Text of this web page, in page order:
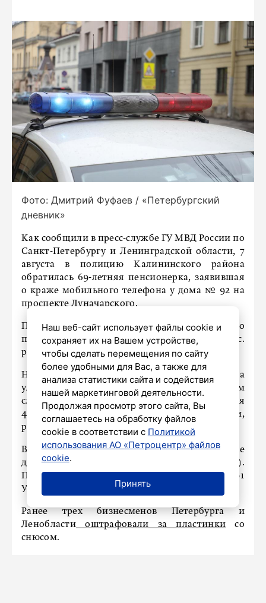
Фото: Дмитрий Фуфаев / «Петербургский
дневник»
Как сообщили в пресс-службе ГУ МВД России по
Санкт-Петербургу и Ленинградской области, 7
августа в полицию Калининского района
обратилась 69-летняя пенсионерка, заявившая
о краже мобильного телефона у дома № 92 на
проспекте Луначарского.
По словам женщины, неизвестный открыто
похитил ее Samsung A31 стоимостью 12,5 тыс.
рублей.
На следующий день, 8 августа, у дома № 9 на
улице Вавиловых полицейские по горячим
следам задержали подозреваемого. Им оказался
41-летний экспедитор транспортной компании,
ранее неоднократно судимый.
В отношении мужчины возбуждено уголовное
дело по части 1 статьи 161 УК РФ (грабеж).
Подозреваемого задержали в порядке статьи 91
УПК РФ.
Ранее трех бизнесменов Петербурга и
Ленобласти оштрафовали за пластинки со
снюсом.
Наш веб-сайт использует файлы cookie и
сохраняет их на Вашем устройстве,
чтобы сделать перемещения по сайту
более удобными для Вас, а также для
анализа статистики сайта и содействия
нашей маркетинговой деятельности.
Продолжая просмотр этого сайта, Вы
соглашаетесь на обработку файлов
cookie в соответствии с Политикой
использования АО «Петроцентр» файлов
cookie.
Принять